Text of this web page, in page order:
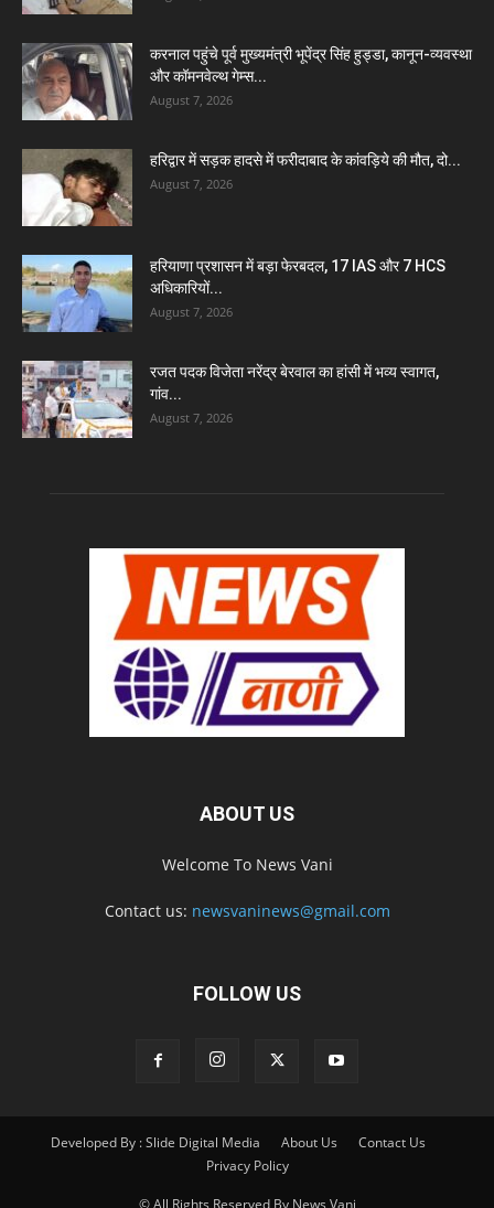
करनाल पहुंचे पूर्व मुख्यमंत्री भूपेंद्र सिंह हुड्डा, कानून-व्यवस्था
और कॉमनवेल्थ गेम्स...
August 7, 2026
हरिद्वार में सड़क हादसे में फरीदाबाद के कांवड़िये की मौत, दो...
August 7, 2026
हरियाणा प्रशासन में बड़ा फेरबदल, 17 IAS और 7 HCS
अधिकारियों...
August 7, 2026
रजत पदक विजेता नरेंद्र बेरवाल का हांसी में भव्य स्वागत,
गांव...
August 7, 2026
ABOUT US
Welcome To News Vani
Contact us: newsvaninews@gmail.com
FOLLOW US
Developed By : Slide Digital Media About Us
Contact Us
Privacy Policy